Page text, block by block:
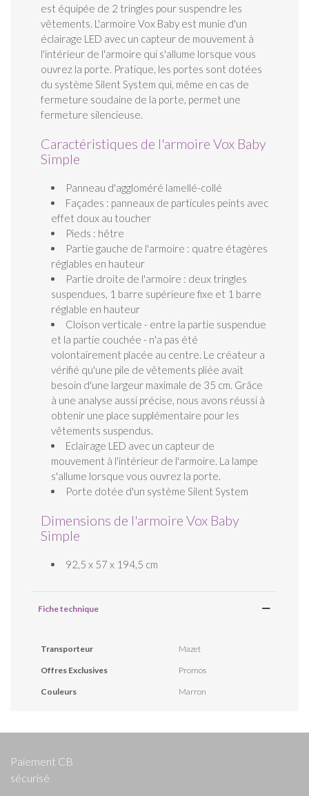
est équipée de 2 tringles pour suspendre les
vêtements. L'armoire Vox Baby est munie d'un
éclairage LED avec un capteur de mouvement à
l'intérieur de l'armoire qui s'allume lorsque vous
ouvrez la porte. Pratique, les portes sont dotées
du système Silent System qui, même en cas de
fermeture soudaine de la porte, permet une
fermeture silencieuse.
Caractéristiques de l'armoire Vox Baby
Simple
Panneau d'aggloméré lamellé-collé
Façades : panneaux de particules peints avec
effet doux au toucher
Pieds : hêtre
Partie gauche de l'armoire : quatre étagères
réglables en hauteur
Partie droite de l'armoire : deux tringles
suspendues, 1 barre supérieure fixe et 1 barre
réglable en hauteur
Cloison verticale - entre la partie suspendue
et la partie couchée - n'a pas été
volontairement placée au centre. Le créateur a
vérifié qu'une pile de vêtements pliée avait
besoin d'une largeur maximale de 35 cm. Grâce
à une analyse aussi précise, nous avons réussi à
obtenir une place supplémentaire pour les
vêtements suspendus.
Eclairage LED avec un capteur de
mouvement à l'intérieur de l'armoire. La lampe
s'allume lorsque vous ouvrez la porte.
Porte dotée d'un système Silent System
Dimensions de l'armoire Vox Baby
Simple
92,5 x 57 x 194,5 cm
Fiche technique
Transporteur Mazet
Offres Exclusives Promos
Couleurs Marron
Paiement CB
sécurisé